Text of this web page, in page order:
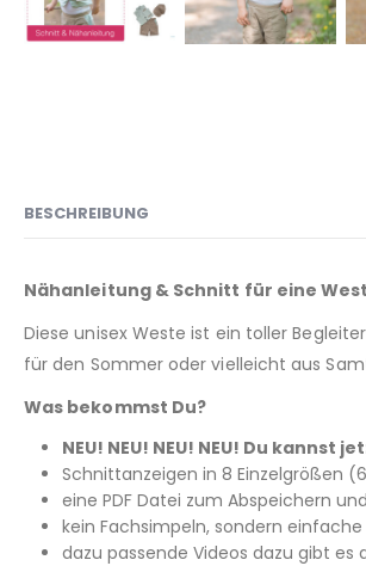
BESCHREIBUNG
Nähanleitung & Schnitt für eine
Diese unisex Weste ist ein toller
für den Sommer oder vielleicht aus
Was bekommst Du?
NEU! NEU! NEU! NEU! Du
Schnittanzeigen in 8 Einzelgrößen
eine PDF Datei zum Abspeichern
kein Fachsimpeln, sondern einfache
dazu passende Videos dazu gibt